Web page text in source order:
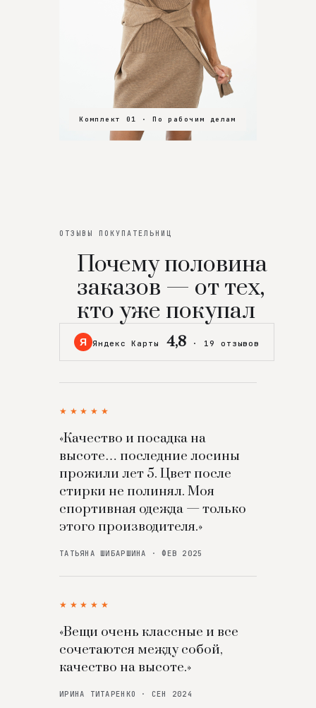
Комплект 01 · По рабочим делам
Комплект 02 · В зал
Комплект 03 · На особенный вечер
ОТЗЫВЫ ПОКУПАТЕЛЬНИЦ
Почему половина
заказов — от тех,
кто уже покупал
Я Яндекс Карты 4,8 · 19 отзывов
★★★★★
«Качество и посадка на
высоте… последние лосины
прожили лет 5. Цвет после
стирки не полинял. Моя
спортивная одежда — только
этого производителя.»
ТАТЬЯНА ШИБАРШИНА · ФЕВ 2025
★★★★★
«Вещи очень классные и все
сочетаются между собой,
качество на высоте.»
ИРИНА ТИТАРЕНКО · СЕН 2024